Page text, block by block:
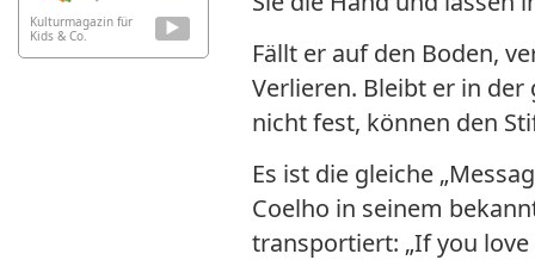
Kulturmagazin für
Kids & Co.
Fällt er auf den Boden,
Verlieren. Bleibt er in
nicht fest, können den
Es ist die gleiche
Coelho in seinem
transportiert: „If you